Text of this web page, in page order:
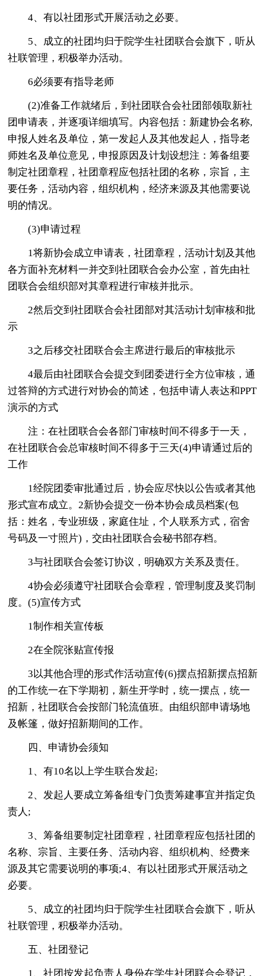
4、有以社团形式开展活动之必要。
5、成立的社团均归于院学生社团联合会旗下，听从
社联管理，积极举办活动。
6必须要有指导老师
(2)准备工作就绪后，到社团联合会社团部领取新社
团申请表，并逐项详细填写。内容包括：新建协会名称,
申报人姓名及单位，第一发起人及其他发起人，指导老
师姓名及单位意见，申报原因及计划设想注：筹备组要
制定社团章程，社团章程应包括社团的名称，宗旨，主
要任务，活动内容，组织机构，经济来源及其他需要说
明的情况。
(3)申请过程
1将新协会成立申请表，社团章程，活动计划及其他
各方面补充材料一并交到社团联合会办公室，首先由社
团联合会组织部对其章程进行审核并批示。
2然后交到社团联合会社团部对其活动计划审核和批
示
3之后移交社团联合会主席进行最后的审核批示
4最后由社团联合会提交到团委进行全方位审核，通
过答辩的方式进行对协会的简述，包括申请人表达和PPT
演示的方式
注：在社团联合会各部门审核时间不得多于一天，
在社团联合会总审核时间不得多于三天(4)申请通过后的
工作
1经院团委审批通过后，协会应尽快以公告或者其他
形式宣布成立。2新协会提交一份本协会成员档案(包
括：姓名，专业班级，家庭住址，个人联系方式，宿舍
号码及一寸照片)，交由社团联合会秘书部存档。
3与社团联合会签订协议，明确双方关系及责任。
4协会必须遵守社团联合会章程，管理制度及奖罚制
度。(5)宣传方式
1制作相关宣传板
2在全院张贴宣传报
3以其他合理的形式作活动宣传(6)摆点招新摆点招新
的工作统一在下学期初，新生开学时，统一摆点，统一
招新，社团联合会按部门轮流值班。由组织部申请场地
及帐篷，做好招新期间的工作。
四、申请协会须知
1、有10名以上学生联合发起;
2、发起人要成立筹备组专门负责筹建事宜并指定负
责人;
3、筹备组要制定社团章程，社团章程应包括社团的
名称、宗旨、主要任务、活动内容、组织机构、经费来
源及其它需要说明的事项;4、有以社团形式开展活动之
必要。
5、成立的社团均归于院学生社团联合会旗下，听从
社联管理，积极举办活动。
五、社团登记
1、社团按发起负责人身份在学生社团联合会登记，